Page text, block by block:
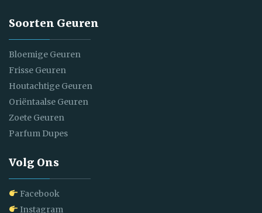
Soorten Geuren
Bloemige Geuren
Frisse Geuren
Houtachtige Geuren
Oriëntaalse Geuren
Zoete Geuren
Parfum Dupes
Volg Ons
Facebook
Instagram